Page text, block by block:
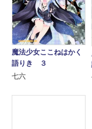
魔法少女ここねはかく
語りき ３
七六